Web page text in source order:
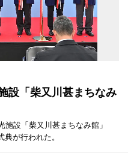
設「柴又川甚まちなみ
設「柴又川甚まちなみ館」
典が行われた。